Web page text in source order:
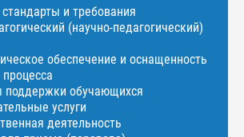
и требования
(научно-педагогический)
обеспечение и оснащенность
поддержки обучающихся
услуги
деятельность